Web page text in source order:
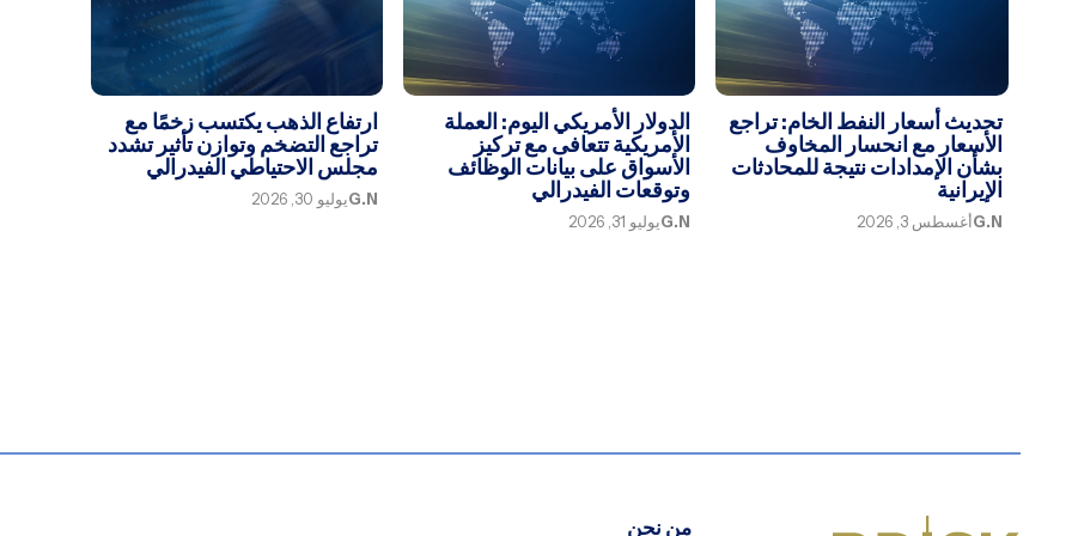
تحديث أسعار النفط الخام: تراجع
الأسعار مع انحسار المخاوف
بشأن الإمدادات نتيجة للمحادثات
الإيرانية
G.Nأغسطس 3, 2026
الدولار الأمريكي اليوم: العملة
الأمريكية تتعافى مع تركيز
الأسواق على بيانات الوظائف
وتوقعات الفيدرالي
G.Nيوليو 31, 2026
ارتفاع الذهب يكتسب زخمًا مع
تراجع التضخم وتوازن تأثير تشدد
مجلس الاحتياطي الفيدرالي
G.Nيوليو 30, 2026
من نحن